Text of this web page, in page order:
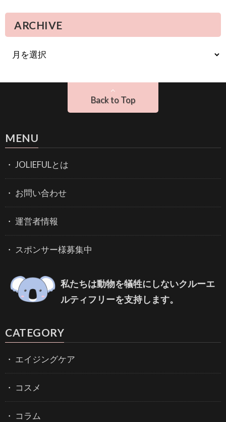
ARCHIVE
Back to Top
MENU
JOLIEFULとは
お問い合わせ
運営者情報
スポンサー様募集中
私たちは動物を犠牲にしないクルーエ
ルティフリーを支持します。
CATEGORY
エイジングケア
コスメ
コラム